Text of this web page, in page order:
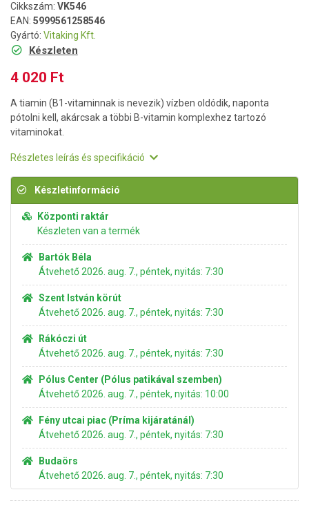
Cikkszám: VK546
EAN: 5999561258546
Gyártó: Vitaking Kft.
Készleten
4 020 Ft
A tiamin (B1-vitaminnak is nevezik) vízben oldódik, naponta
pótolni kell, akárcsak a többi B-vitamin komplexhez tartozó
vitaminokat.
Részletes leírás és specifikáció
Készletinformáció
Központi raktár
Készleten van a termék
Bartók Béla
Átvehető 2026. aug. 7., péntek, nyitás: 7:30
Szent István körút
Átvehető 2026. aug. 7., péntek, nyitás: 7:30
Rákóczi út
Átvehető 2026. aug. 7., péntek, nyitás: 7:30
Pólus Center (Pólus patikával szemben)
Átvehető 2026. aug. 7., péntek, nyitás: 10:00
Fény utcai piac (Príma kijáratánál)
Átvehető 2026. aug. 7., péntek, nyitás: 7:30
Budaörs
Átvehető 2026. aug. 7., péntek, nyitás: 7:30